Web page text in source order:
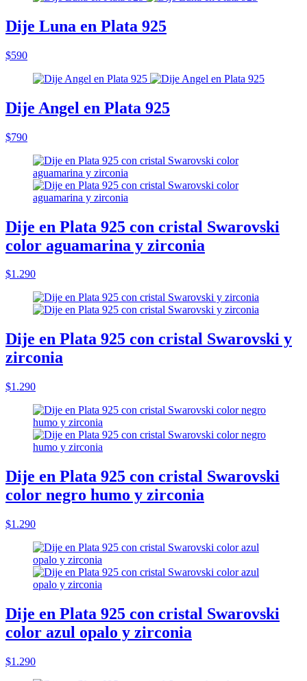
Dije Luna en Plata 925
$590
Dije Angel en Plata 925
$790
Dije en Plata 925 con cristal Swarovski
color aguamarina y zirconia
$1.290
Dije en Plata 925 con cristal Swarovski y
zirconia
$1.290
Dije en Plata 925 con cristal Swarovski
color negro humo y zirconia
$1.290
Dije en Plata 925 con cristal Swarovski
color azul opalo y zirconia
$1.290